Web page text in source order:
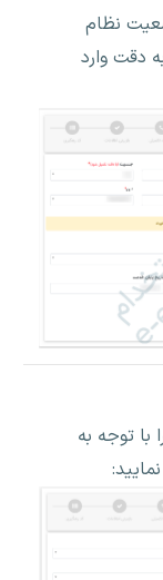
نظام
دقت وارد
توجه به